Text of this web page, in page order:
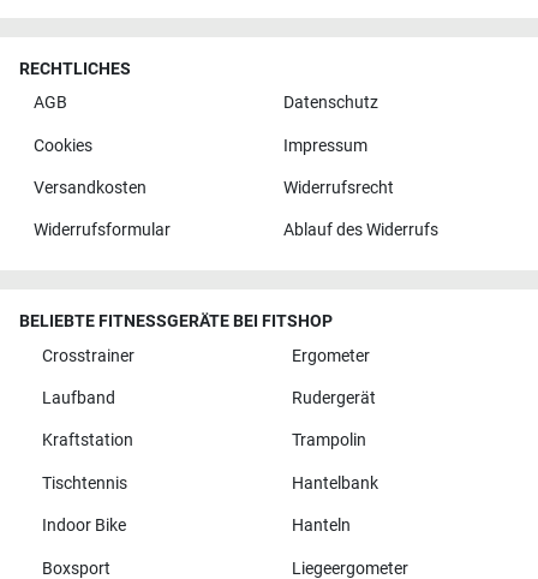
RECHTLICHES
AGB
Datenschutz
Cookies Impressum
Versandkosten Widerrufsrecht
Widerrufsformular Ablauf des Widerrufs
BELIEBTE FITNESSGERÄTE BEI FITSHOP
Crosstrainer
Ergometer
Laufband Rudergerät
Kraftstation Trampolin
Tischtennis Hantelbank
Indoor Bike Hanteln
Boxsport Liegeergometer